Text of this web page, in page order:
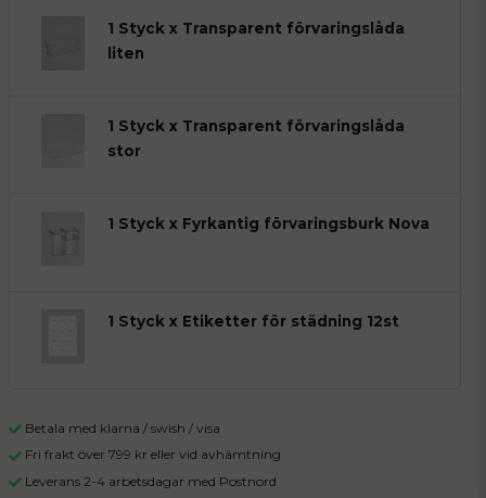
1 Styck x Transparent förvaringslåda
liten
1 Styck x Transparent förvaringslåda
stor
1 Styck x Fyrkantig förvaringsburk Nova
1 Styck x Etiketter för städning 12st
Betala med klarna / swish / visa
Fri frakt över 799 kr eller vid avhämtning
Leverans 2-4 arbetsdagar med Postnord